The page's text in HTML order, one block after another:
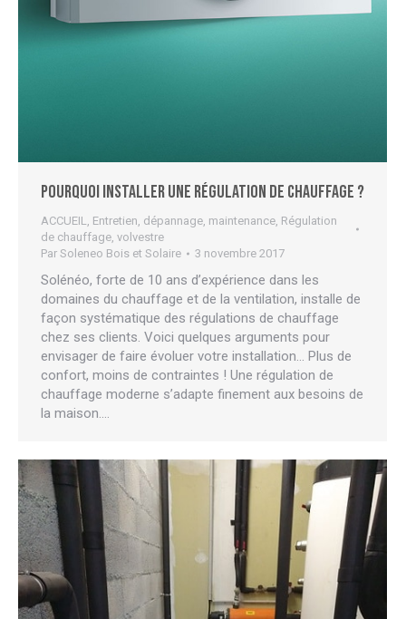
Pourquoi installer une régulation de chauffage ?
ACCUEIL, Entretien, dépannage, maintenance, Régulation
de chauffage, volvestre
Par Soleneo Bois et Solaire 3 novembre 2017
Solénéo, forte de 10 ans d’expérience dans les
domaines du chauffage et de la ventilation, installe de
façon systématique des régulations de chauffage
chez ses clients. Voici quelques arguments pour
envisager de faire évoluer votre installation… Plus de
confort, moins de contraintes ! Une régulation de
chauffage moderne s’adapte finement aux besoins de
la maison.…